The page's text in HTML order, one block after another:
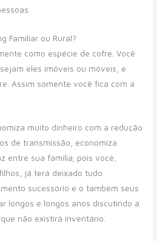
Familiar ou Rural?
como espécie de cofre. Você
eles imóveis ou móveis, e
Assim somente você fica com a
muito dinheiro com a redução
de transmissão, economiza
entre sua família; pois você,
já terá deixado tudo
sucessório e o também seus
longos e longos anos discutindo a
não existirá inventário.